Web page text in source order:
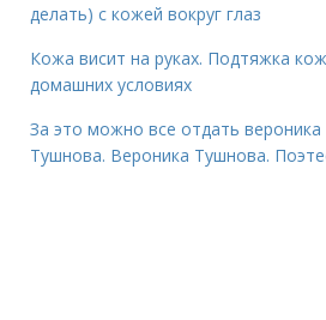
делать) с кожей вокруг глаз
Кожа висит на руках. Подтяжка
домашних условиях
За это можно все отдать вероника
Тушнова. Вероника Тушнова.